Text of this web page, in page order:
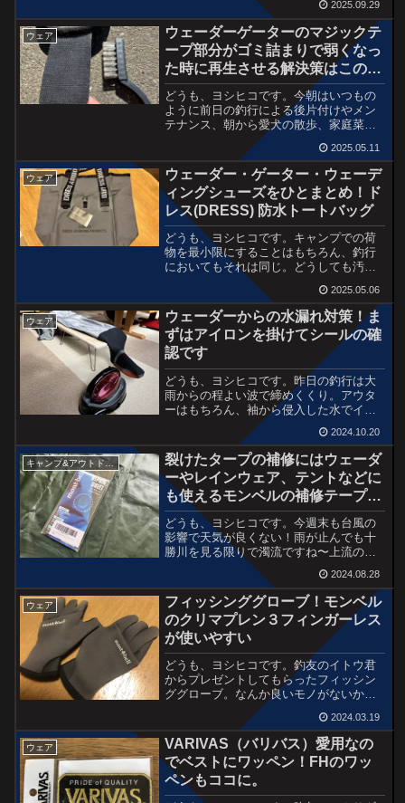
す。夏はアンダーシャツが濡れたりして
も勝手に乾くから気にならないけど、寒
くなってアウターを着るよ...
2025.09.29
ウェア
ウェーダーゲーターのマジックテ
ープ部分がゴミ詰まりで弱くなっ
た時に再生させる解決策はこのブ
ラシ！
どうも、ヨシヒコです。今朝はいつもの
ように前日の釣行による後片付けやメン
テナンス、朝から愛犬の散歩、家庭菜園
の準備、などなど週末の流れは土曜日が
釣行で日曜日は家でやること。そんな感
じです。銀次郎がいる時から心の余裕が
あればな〜なんて思いなが...
2025.05.11
ウェア
ウェーダー・ゲーター・ウェーデ
ィングシューズをひとまとめ！ド
レス(DRESS) 防水トートバッグ
どうも、ヨシヒコです。キャンプでの荷
物を最小限にすることはもちろん、釣行
においてもそれは同じ。どうしても汚れ
たものなどは別々に持ち歩きたい！とい
う気持ちがあって、ウェーダーとウェー
ディングシューズを別々のボックスに入
れて持ち運んでました。こ...
2025.05.06
ウェア
ウェーダーからの水漏れ対策！ま
ずはアイロンを掛けてシールの確
認です
どうも、ヨシヒコです。昨日の釣行は大
雨からの程よい波で締めくくり。アウタ
ーはもちろん、袖から侵入した水でイン
ナーも濡れたり・・・この辺は仕方な
い。ただ、ウェーダーだけは快適じゃな
いとダメ！そこまで「水漏れ」ではない
んだけどウェーダーを脱ぐと...
2024.10.20
キャンプ&アウトドア用品
裂けたタープの補修にはウェーダ
ーやレインウェア、テントなどに
も使えるモンベルの補修テープが
秀逸！
どうも、ヨシヒコです。今週末も台風の
影響で天気が良くない！雨が止んでも十
勝川を見る限りで濁流ですね〜上流の支
流なら釣りになるのか？という感じでし
ょうか。太平洋側の海も来週まで厳しい
でしょうね〜SNSで見かける話題も「サ
ケがいない、カラフトマ...
2024.08.28
ウェア
フィッシンググローブ！モンベル
のクリマプレン３フィンガーレス
が使いやすい
どうも、ヨシヒコです。釣友のイトウ君
からプレゼントしてもらったフィッシン
ググローブ。なんか良いモノがないかと
探している時に頂いたものです。しか
も、5本指タイプで3本指が出せるタイプ
と、最初から3本指が出ているタイプと2
つも・・・。本当にあり...
2024.03.19
ウェア
VARIVAS（バリバス）愛用なの
でベストにワッペン！FHのワッ
ペンもココに。